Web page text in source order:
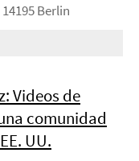
Berlin
Videos de
comunidad
UU.